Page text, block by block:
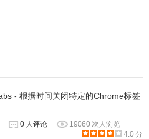
- 根据时间关闭特定的Chrome标签
0 人评论
19060 次人浏览
4.0 分